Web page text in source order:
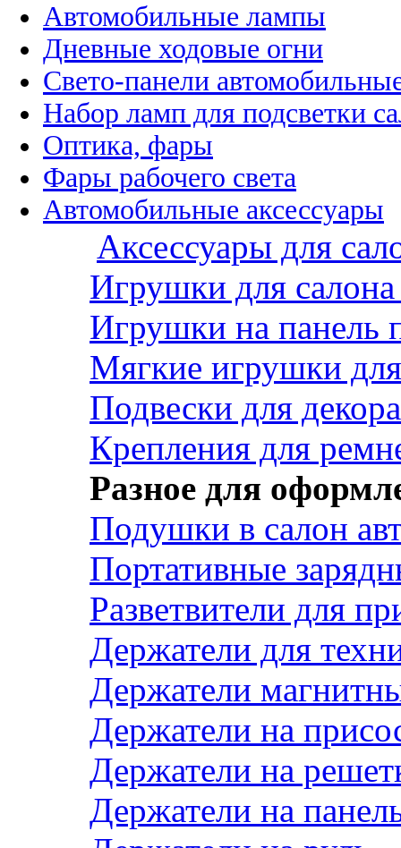
Автомобильные лампы
Дневные ходовые огни
Свето-панели
Набор ламп для подсветки
Оптика, фары
Фары рабочего света
Автомобильные аксессуары
Аксессуары для
Игрушки для
Игрушки на панель
Мягкие игрушки
Подвески для декора
Крепления для
Разное для
Подушки в салон
Портативные
Разветвители для
Держатели для
Держатели
Держатели на
Держатели на
Держатели на